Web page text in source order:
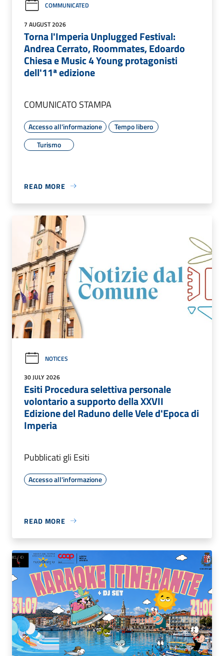
COMMUNICATED
7 AUGUST 2026
Torna l'Imperia Unplugged Festival:
Andrea Cerrato, Roommates, Edoardo
Chiesa e Music 4 Young protagonisti
dell'11ª edizione
COMUNICATO STAMPA
Accesso all'informazione
Tempo libero
Turismo
READ MORE
NOTICES
30 JULY 2026
Esiti Procedura selettiva personale
volontario a supporto della XXVII
Edizione del Raduno delle Vele d'Epoca di
Imperia
Pubblicati gli Esiti
Accesso all'informazione
READ MORE